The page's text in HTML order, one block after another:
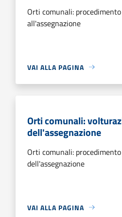
Orti comunali:
all'assegnazione
VAI ALLA PAGINA
Orti comunali:
dell'assegnazione
Orti comunali:
dell'assegnazione
VAI ALLA PAGINA